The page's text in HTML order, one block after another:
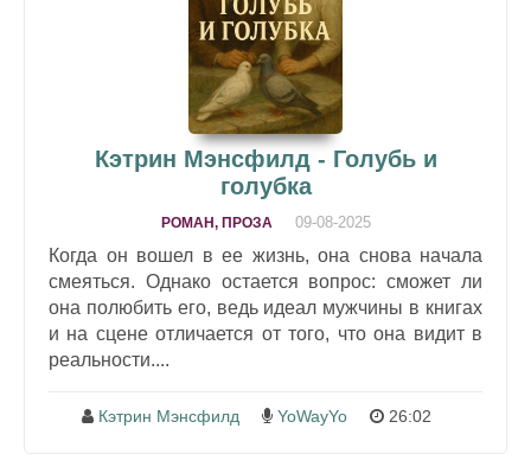
Кэтрин Мэнсфилд - Голубь и
голубка
РОМАН, ПРОЗА 09-08-2025
Когда он вошел в ее жизнь, она снова начала
смеяться. Однако остается вопрос: сможет ли
она полюбить его, ведь идеал мужчины в книгах
и на сцене отличается от того, что она видит в
реальности....
Кэтрин Мэнсфилд YoWayYo 26:02